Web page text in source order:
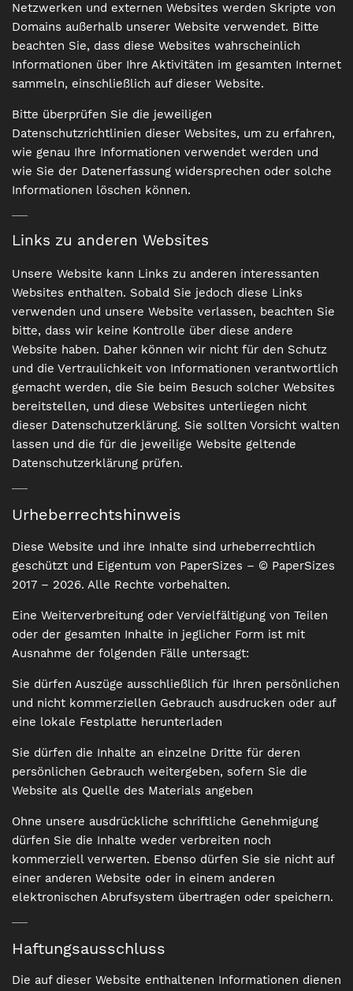
Netzwerken und externen Websites werden Skripte von
Domains außerhalb unserer Website verwendet. Bitte
beachten Sie, dass diese Websites wahrscheinlich
Informationen über Ihre Aktivitäten im gesamten Internet
sammeln, einschließlich auf dieser Website.
Bitte überprüfen Sie die jeweiligen
Datenschutzrichtlinien dieser Websites, um zu erfahren,
wie genau Ihre Informationen verwendet werden und
wie Sie der Datenerfassung widersprechen oder solche
Informationen löschen können.
Links zu anderen Websites
Unsere Website kann Links zu anderen interessanten
Websites enthalten. Sobald Sie jedoch diese Links
verwenden und unsere Website verlassen, beachten Sie
bitte, dass wir keine Kontrolle über diese andere
Website haben. Daher können wir nicht für den Schutz
und die Vertraulichkeit von Informationen verantwortlich
gemacht werden, die Sie beim Besuch solcher Websites
bereitstellen, und diese Websites unterliegen nicht
dieser Datenschutzerklärung. Sie sollten Vorsicht walten
lassen und die für die jeweilige Website geltende
Datenschutzerklärung prüfen.
Urheberrechtshinweis
Diese Website und ihre Inhalte sind urheberrechtlich
geschützt und Eigentum von PaperSizes – © PaperSizes
2017 – 2026. Alle Rechte vorbehalten.
Eine Weiterverbreitung oder Vervielfältigung von Teilen
oder der gesamten Inhalte in jeglicher Form ist mit
Ausnahme der folgenden Fälle untersagt:
Sie dürfen Auszüge ausschließlich für Ihren persönlichen
und nicht kommerziellen Gebrauch ausdrucken oder auf
eine lokale Festplatte herunterladen
Sie dürfen die Inhalte an einzelne Dritte für deren
persönlichen Gebrauch weitergeben, sofern Sie die
Website als Quelle des Materials angeben
Ohne unsere ausdrückliche schriftliche Genehmigung
dürfen Sie die Inhalte weder verbreiten noch
kommerziell verwerten. Ebenso dürfen Sie sie nicht auf
einer anderen Website oder in einem anderen
elektronischen Abrufsystem übertragen oder speichern.
Haftungsausschluss
Die auf dieser Website enthaltenen Informationen dienen